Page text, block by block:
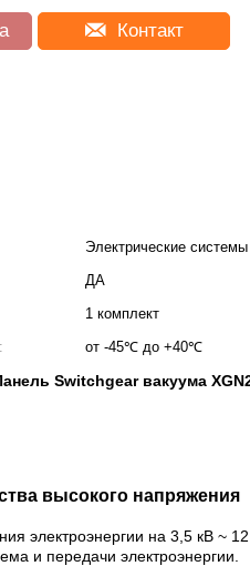
Контакт
Электрические системы
ДА
1 комплект
от -45℃ до +40℃
Switchgear вакуума
высокого напряжения
электроэнергии на 3,5 кВ ~
и передачи электроэнергии.